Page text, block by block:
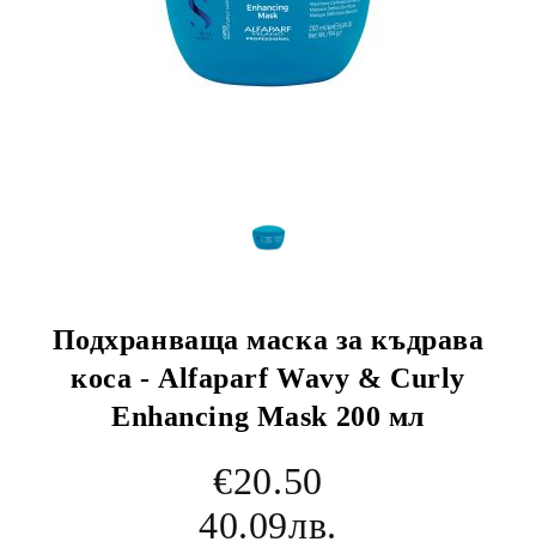
Подхранваща маска за къдрава
коса - Alfaparf Wavy & Curly
Enhancing Mask 200 мл
€20.50
40.09лв.